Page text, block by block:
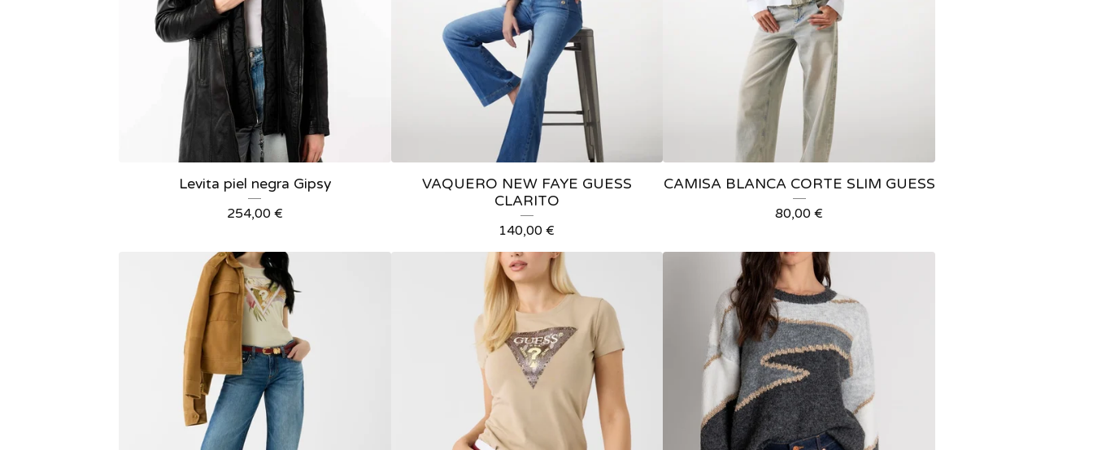
Levita piel negra Gipsy
254,00 €
VAQUERO NEW FAYE GUESS
CLARITO
140,00€
CAMISA BLANCA CORTE SLIM GUESS
80,00€